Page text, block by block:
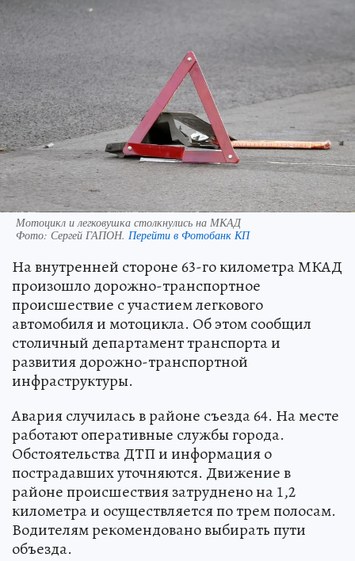
Мотоцикл и легковушка столкнулись на МКАД
Фото: Сергей ГАПОН. Перейти в Фотобанк КП
На внутренней стороне 63-го километра МКАД
произошло дорожно-транспортное
происшествие с участием легкового
автомобиля и мотоцикла. Об этом сообщил
столичный департамент транспорта и
развития дорожно-транспортной
инфраструктуры.
Авария случилась в районе съезда 64. На месте
работают оперативные службы города.
Обстоятельства ДТП и информация о
пострадавших уточняются. Движение в
районе происшествия затруднено на 1,2
километра и осуществляется по трем полосам.
Водителям рекомендовано выбирать пути
объезда.